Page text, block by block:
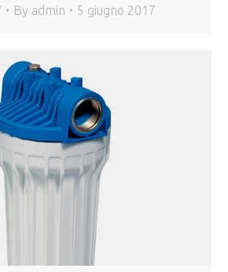
By admin 5 giugno 2017